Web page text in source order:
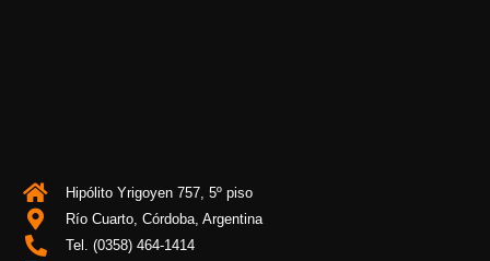
Hipólito Yrigoyen 757, 5º piso
Río Cuarto, Córdoba, Argentina
Tel. (0358) 464-1414